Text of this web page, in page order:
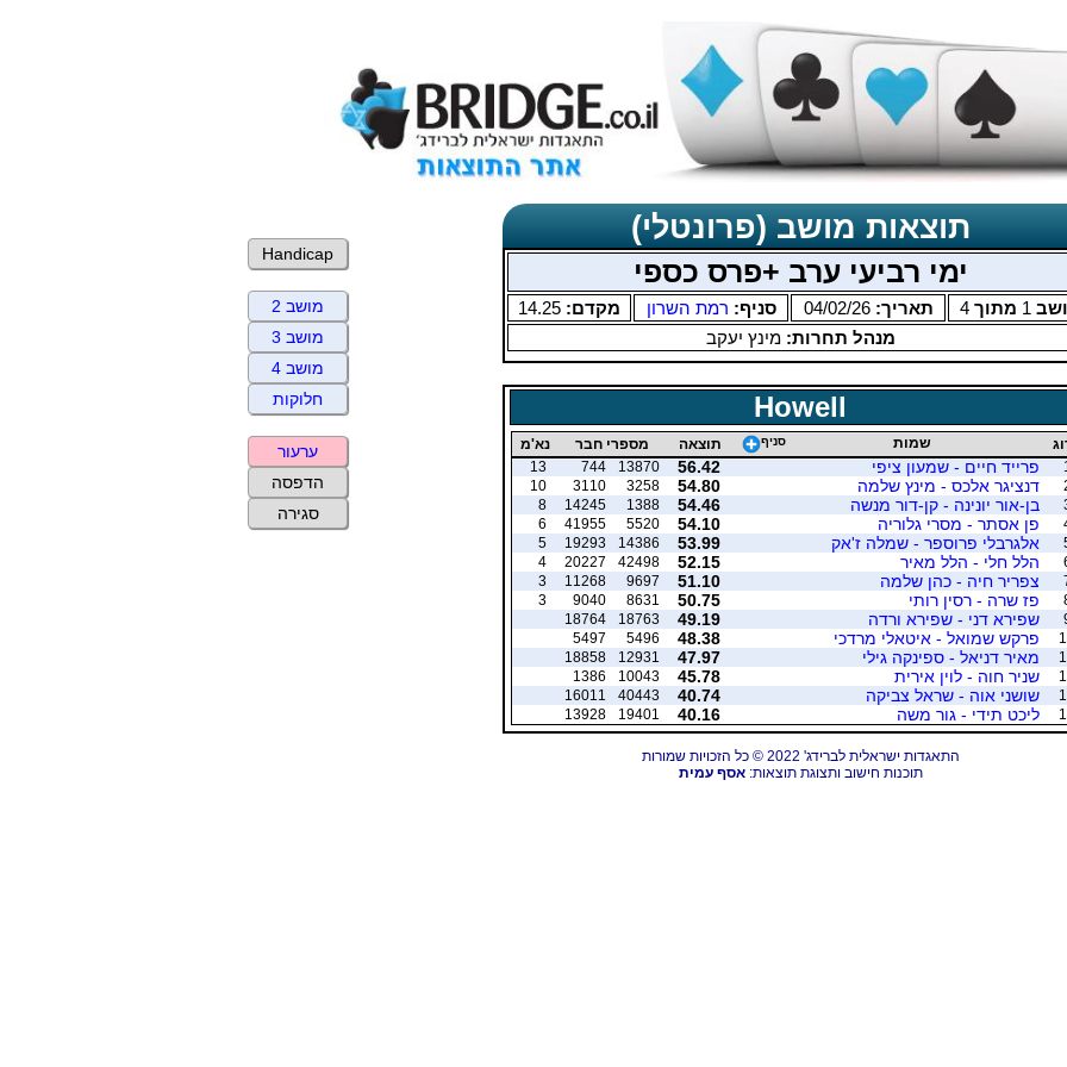
תוצאות מושב (פרונטלי)
ימי רביעי ערב +פרס כספי
1 מתוך 4 תאריך:04/02/26 סניף: רמת השרון מקדם: 14.25
מנהל תחרות:מינץ יעקב
Howell
שמות סניף תוצאה מספרי חבר
נא'מ
1
פרייד חיים - שמעון ציפי 56.42
13870
744
13
דנציגר אלכס - מינץ שלמה 54.80
3258
3110
10
בן-אור יונינה - קן-דור מנשה 54.46
1388
14245
8
פן אסתר - מסרי גלוריה 54.10
5520
41955
6
אלגרבלי פרוספר - שמלה ז'אק 53.99
14386
19293
5
הלל חלי - הלל מאיר 52.15
42498
20227
4
צפריר חיה - כהן שלמה 51.10
9697
11268
3
פז שרה - רסין רותי 50.75
8631
9040
3
שפירא דני - שפירא ורדה 49.19
18763
18764
פרקש שמואל - איטאלי מרדכי 48.38
5496
5497
מאיר דניאל - ספינקה גילי 47.97
12931
18858
שניר חוה - לוין אירית 45.78
10043
1386
שושני אוה - שראל צביקה 40.74
40443
16011
ליכט תידי - גור משה 40.16
19401
13928
התאגדות ישראלית לברידג' 2022 © כל הזכויות שמורות
תוכנות חישוב ותצוגת תוצאות:אסף עמית
Handicap
מושב 2
מושב 3
מושב 4
חלוקות
ערעור
הדפסה
סגירה